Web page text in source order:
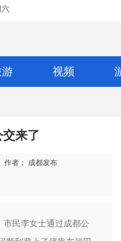
六
视频
来了
作者： 成都发布
民李女士通过成都公